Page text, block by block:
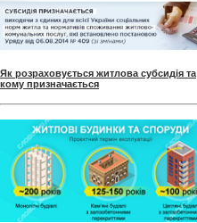
Як розраховується житлова субсидія та
кому призначається